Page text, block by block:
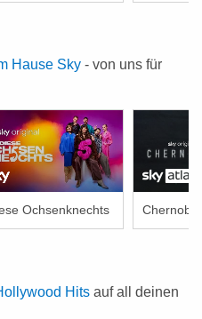
Hause Sky - von uns für
Ochsenknechts Chernobyl
Hits auf all deinen